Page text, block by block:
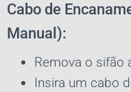
Cabo de
Manual):
Remova o sifão
Insira um cabo